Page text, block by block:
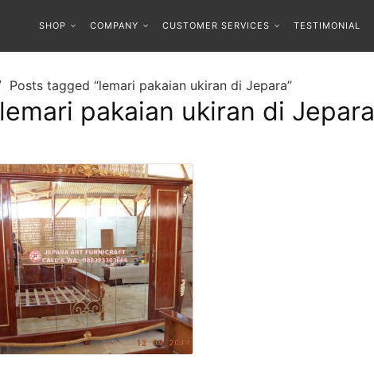
SHOP COMPANY CUSTOMER SERVICES TESTIMONIAL
Posts tagged “lemari pakaian ukiran di Jepara”
lemari pakaian ukiran di Jepara